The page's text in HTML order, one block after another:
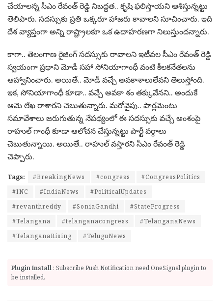
చేయాల‌న్న సీఎం రేవంత్ రెడ్డి నిబ‌ద్ధ‌త‌.. కృషి ఫ‌లిస్తాయ‌ని ఆశిస్తున్న‌ట్టు
తెలిపారు. స‌ద‌స్సుకు ప్ర‌తి ఒక్క‌రూ హాజ‌రు కావాల‌ని సూచించారు. ఇది
దేశ వ్యాప్తంగా అన్ని రాష్ట్రాల‌కూ ఒక ఉదాహ‌ర‌ణ‌గా నిలుస్తుంద‌న్నారు.
కాగా.. తెలంగాణ రైజింగ్ స‌ద‌స్సుకు రావాల‌ని ఇటీవ‌ల సీఎం రేవంత్ రెడ్డి
స్వ‌యంగా ప్ర‌ధాని మోడీ స‌హా సోనియాగాంధీ వంటి కీల‌క‌నేత‌ల‌ను
ఆహ్వానించారు. అయితే.. మోడీ వ‌చ్చే అవ‌కాశాలులేవ‌ని తెలుస్తోంది.
ఇక‌, సోనియాగాంధీ కూడా.. వ‌చ్చే అవ‌కా శం త‌క్కువేన‌ని.. అందుకే
ఆమె లేఖ రాశార‌ని చెబుతున్నారు. మ‌రోవైపు.. పార్ల‌మెంటు
స‌మావేశాలు జ‌రుగుతున్న నేప‌థ్యంలో ఈ స‌ద‌స్సుకు వ‌చ్చే అంశంపై
రాహుల్ గాంధీ కూడా ఆలోచ‌న చేస్తున్న‌ట్టు పార్టీ వ‌ర్గాలు
చెబుతున్నాయి. అయితే.. రాహుల్ వ‌స్తార‌ని సీఎం రేవంత్ రెడ్డి
చెప్పారు.
Tags: #BreakingNews #congress
#CongressPolitics
#INC
#IndiaNews
#PoliticalUpdates
#revanthreddy
#SoniaGandhi
#StateProgress
#Telangana
#telanganacongress
#TelanganaNews
#TelanganaRising
#TeluguNews
Plugin Install : Subscribe Push Notification need OneSignal plugin to
be installed.